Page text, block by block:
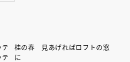
桂の春 見あげればロフトの窓
に